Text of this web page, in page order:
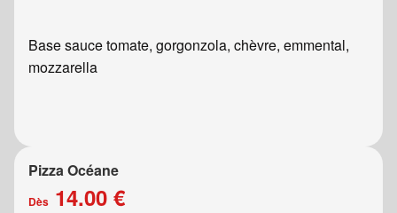
Base sauce tomate, gorgonzola, chèvre, emmental,
mozzarella
Pizza Océane
Dès 14.00 €